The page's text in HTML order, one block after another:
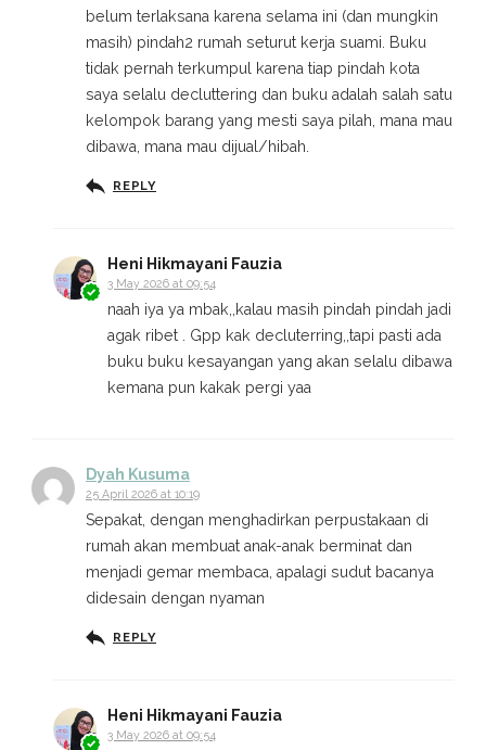
belum terlaksana karena selama ini (dan mungkin
masih) pindah2 rumah seturut kerja suami. Buku
tidak pernah terkumpul karena tiap pindah kota
saya selalu decluttering dan buku adalah salah satu
kelompok barang yang mesti saya pilah, mana mau
dibawa, mana mau dijual/hibah.
REPLY
Heni Hikmayani Fauzia
3 May 2026 at 09:54
naah iya ya mbak,,kalau masih pindah pindah jadi
agak ribet . Gpp kak decluterring,,tapi pasti ada
buku buku kesayangan yang akan selalu dibawa
kemana pun kakak pergi yaa
Dyah Kusuma
25 April 2026 at 10:19
Sepakat, dengan menghadirkan perpustakaan di
rumah akan membuat anak-anak berminat dan
menjadi gemar membaca, apalagi sudut bacanya
didesain dengan nyaman
REPLY
Heni Hikmayani Fauzia
3 May 2026 at 09:54